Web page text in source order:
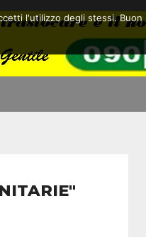
l'utilizzo degli stessi.